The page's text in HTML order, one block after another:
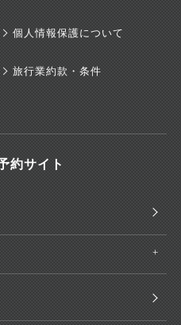
個人情報保護について
旅行業約款・条件
約サイト